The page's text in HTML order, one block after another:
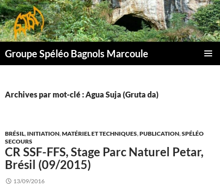
Aller
au
contenu
Groupe Spéléo Bagnols Marcoule
Archives par mot-clé : Agua Suja (Gruta da)
BRÉSIL, INITIATION,MATÉRIEL ET TECHNIQUES,PUBLICATION,SPÉLÉO
SECOURS
CR SSF-FFS, Stage Parc Naturel Petar,
Brésil (09/2015)
13/09/2016